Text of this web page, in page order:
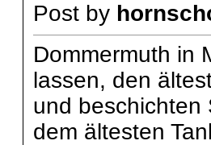
Post by
Dommermuth in
lassen, den
und beschichten
dem ältesten